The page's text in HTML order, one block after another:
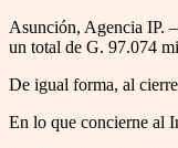
Asunción, Agencia IP.
un total de G. 97.074
De igual forma, al
En lo que concierne al